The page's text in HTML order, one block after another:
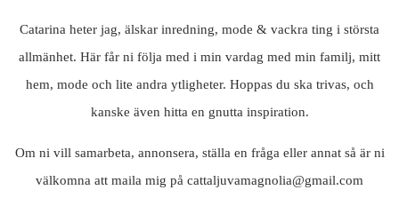
Catarina heter jag, älskar inredning, mode & vackra ting i största
allmänhet. Här får ni följa med i min vardag med min familj, mitt
hem, mode och lite andra ytligheter. Hoppas du ska trivas, och
kanske även hitta en gnutta inspiration.
Om ni vill samarbeta, annonsera, ställa en fråga eller annat så är ni
välkomna att maila mig på cattaljuvamagnolia@gmail.com